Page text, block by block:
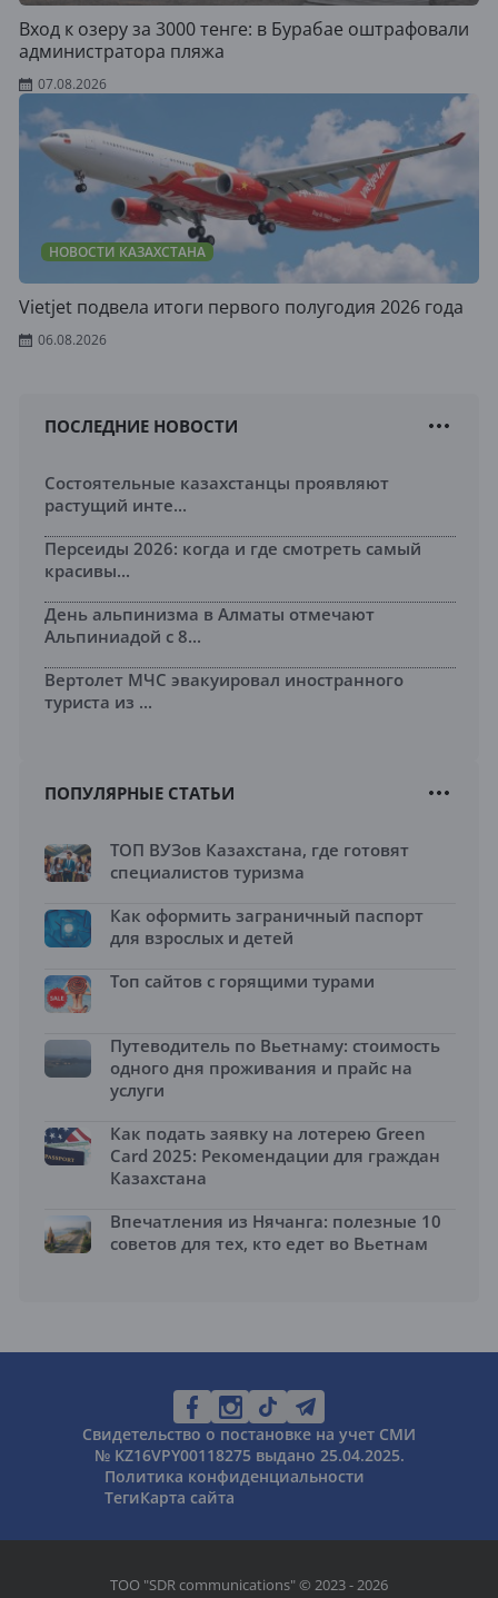
Вход к озеру за 3000 тенге: в Бурабае оштрафовали
администратора пляжа
07.08.2026
НОВОСТИ КАЗАХСТАНА
Vietjet подвела итоги первого полугодия 2026 года
06.08.2026
ПОСЛЕДНИЕ НОВОСТИ
Состоятельные казахстанцы проявляют
растущий инте...
Персеиды 2026: когда и где смотреть самый
красивы...
День альпинизма в Алматы отмечают
Альпиниадой с 8...
Вертолет МЧС эвакуировал иностранного
туриста из ...
ПОПУЛЯРНЫЕ СТАТЬИ
ТОП ВУЗов Казахстана, где готовят
специалистов туризма
Как оформить заграничный паспорт
для взрослых и детей
Топ сайтов с горящими турами
Путеводитель по Вьетнаму: стоимость
одного дня проживания и прайс на
услуги
Как подать заявку на лотерею Green
Card 2025: Рекомендации для граждан
Казахстана
Впечатления из Нячанга: полезные 10
советов для тех, кто едет во Вьетнам
Свидетельство о постановке на учет СМИ
№ KZ16VPY00118275 выдано 25.04.2025.
Политика конфиденциальности
ТегиКарта сайта
ТОО "SDR communications" © 2023 - 2026